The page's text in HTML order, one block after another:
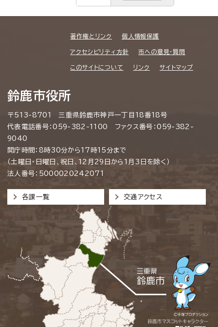
著作権とリンク 個人情報保護
アクセシビリティ方針 市への意見・質問
このサイトについて リンク サイトマップ
鈴鹿市役所
〒513-8701 三重県鈴鹿市神戸一丁目18番18号
代表電話番号：059-382-1100 ファクス番号：059-382-
9040
開庁時間：8時30分から17時15分まで
（土曜日・日曜日、祝日、12月29日から1月3日を除く）
法人番号：5000020242071
各課一覧 交通アクセス